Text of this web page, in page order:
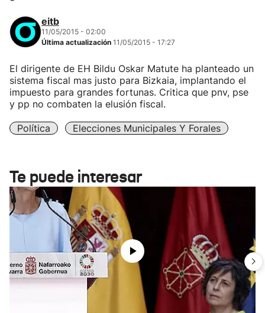
eitb
11/05/2015 - 02:00
Última actualización 11/05/2015 - 17:27
El dirigente de EH Bildu Oskar Matute ha planteado un
sistema fiscal mas justo para Bizkaia, implantando el
impuesto para grandes fortunas. Critica que pnv, pse
y pp no combaten la elusión fiscal.
Política Elecciones Municipales Y Forales
Te puede interesar